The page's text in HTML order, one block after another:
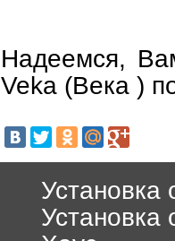
Надеемся,
Veka (Века )
Установка